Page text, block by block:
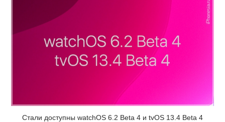
Стали доступны watchOS 6.2 Beta 4 и tvOS 13.4 Beta 4